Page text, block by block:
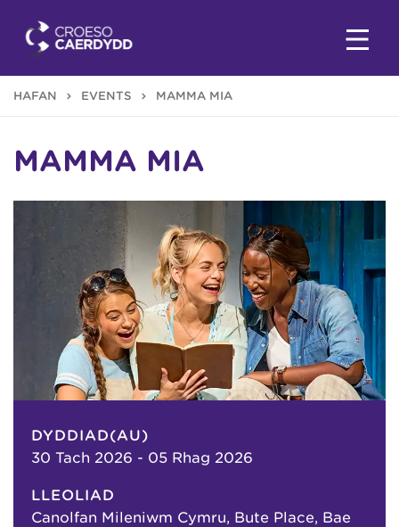
HAFAN EVENTS MAMMA MIA
MAMMA MIA
DYDDIAD(AU)
30 Tach 2026 - 05 Rhag 2026
LLEOLIAD
Canolfan Mileniwm Cymru, Bute Place, Bae